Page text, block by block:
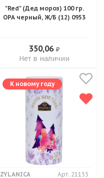
"Red" (Дед мороз) 100 гр.
ОРА черный, Ж/Б (12) 0953
350,06 ₽
Нет в наличии
К новому году
ZYLANICA
Арт. 21155